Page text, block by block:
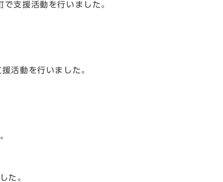
支援活動を行いました。
活動を行いました。
た。